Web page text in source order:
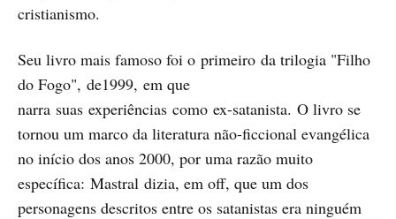
cristianismo.
Seu livro mais famoso foi o primeiro da trilogia "Filho
do Fogo", de1999, em que
narra suas experiências como ex-satanista. O livro se
tornou um marco da literatura não-ficcional evangélica
no início dos anos 2000, por uma razão muito
específica: Mastral dizia, em off, que um dos
personagens descritos entre os satanistas era ninguém